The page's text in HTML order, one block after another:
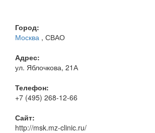
Город:
Москва , СВАО
Адрес:
ул. Яблочкова, 21А
Телефон:
+7 (495) 268-12-66
Сайт:
http://msk.mz-clinic.ru/